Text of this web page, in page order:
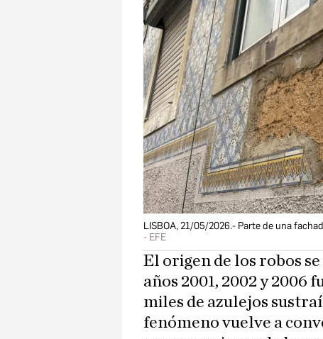
LISBOA, 21/05/2026.- Parte de una
EFE
El origen de los robos
años 2001, 2002 y 2006
miles de azulejos
fenómeno vuelve a